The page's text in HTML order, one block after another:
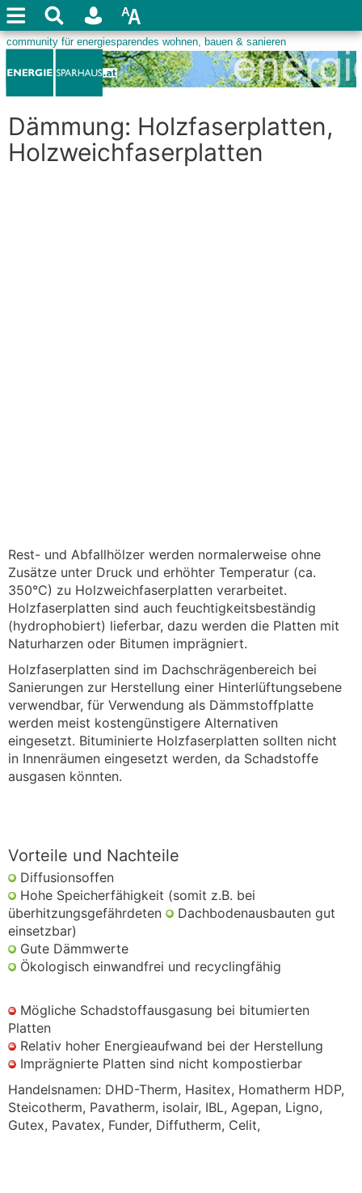
Dämmung: Holzfaserplatten,
Holzweichfaserplatten
Rest- und Abfallhölzer werden normalerweise ohne
Zusätze unter Druck und erhöhter Temperatur (ca.
350°C) zu Holzweichfaserplatten verarbeitet.
Holzfaserplatten sind auch feuchtigkeitsbeständig
(hydrophobiert) lieferbar, dazu werden die Platten mit
Naturharzen oder Bitumen imprägniert.
Holzfaserplatten sind im Dachschrägenbereich bei
Sanierungen zur Herstellung einer Hinterlüftungsebene
verwendbar, für Verwendung als Dämmstoffplatte
werden meist kostengünstigere Alternativen
eingesetzt. Bituminierte Holzfaserplatten sollten nicht
in Innenräumen eingesetzt werden, da Schadstoffe
ausgasen könnten.
Vorteile und Nachteile
Diffusionsoffen
Hohe Speicherfähigkeit (somit z.B. bei
überhitzungsgefährdeten
Dachbodenausbauten gut
einsetzbar)
Gute Dämmwerte
Ökologisch einwandfrei und recyclingfähig
Mögliche Schadstoffausgasung bei bitumierten
Platten
Relativ hoher Energieaufwand bei der Herstellung
Imprägnierte Platten sind nicht kompostierbar
Handelsnamen: DHD-Therm, Hasitex, Homatherm HDP,
Steicotherm, Pavatherm, isolair, IBL, Agepan, Ligno,
Gutex, Pavatex, Funder, Diffutherm, Celit,